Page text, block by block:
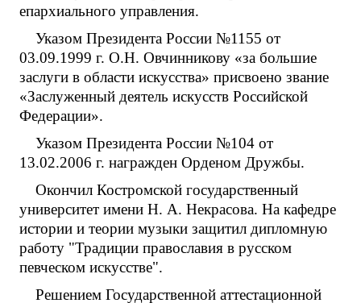
епархиального управления.
Указом Президента России №1155 от
03.09.1999 г. О.Н. Овчинникову «за большие
заслуги в области искусства» присвоено звание
«Заслуженный деятель искусств Российской
Федерации».
Указом Президента России №104 от
13.02.2006 г. награжден Орденом Дружбы.
Окончил Костромской государственный
университет имени Н. А. Некрасова. На кафедре
истории и теории музыки защитил дипломную
работу "Традиции православия в русском
певческом искусстве".
Решением Государственной аттестационной